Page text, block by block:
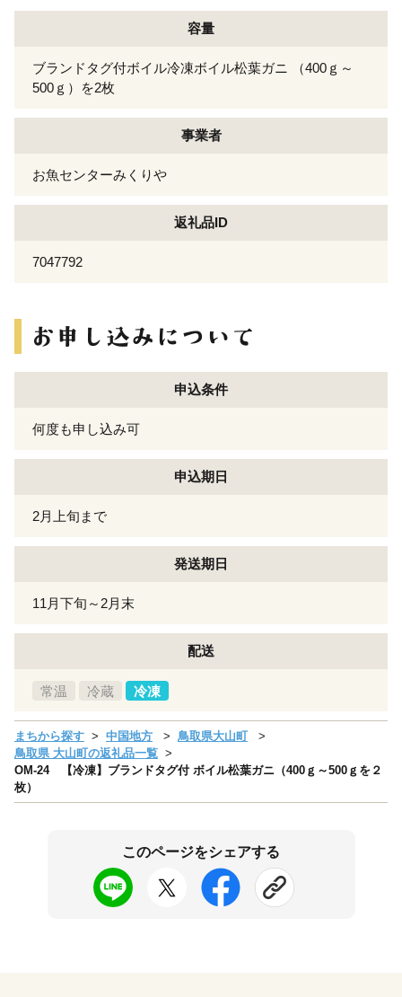
容量
ブランドタグ付ボイル冷凍ボイル松葉ガニ （400ｇ～
500ｇ）を2枚
事業者
お魚センターみくりや
返礼品ID
7047792
申込条件
何度も申し込み可
申込期日
2月上旬まで
発送期日
11月下旬～2月末
配送
常温 冷蔵 冷凍
まちから探す 中国地方
鳥取県大山町
鳥取県 大山町の返礼品一覧
OM-24 【冷凍】ブランドタグ付 ボイル松葉ガニ（400ｇ～500ｇを２
枚）
このページをシェアする